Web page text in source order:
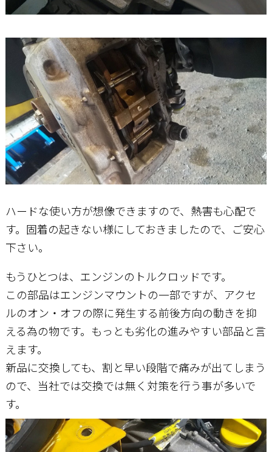
ハードな使い方が想像できますので、熱害も心配で
す。固着の起きない様にしておきましたので、ご安心
下さい。
もうひとつは、エンジンのトルクロッドです。
この部品はエンジンマウントの一部ですが、アクセ
ルのオン・オフの際に発生する前後方向の動きを抑
える為の物です。もっとも劣化の進みやすい部品と言
えます。
新品に交換しても、割と早い段階で痛みが出てしまう
ので、当社では交換では無く対策を行う事が多いで
す。